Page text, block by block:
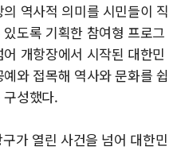
역사적 의미를 시민들이 직
도록 기획한 참여형 프로그
개항장에서 시작된 대한민
와 접목해 역사와 문화를 쉽
성했다.
가 열린 사건을 넘어 대한민